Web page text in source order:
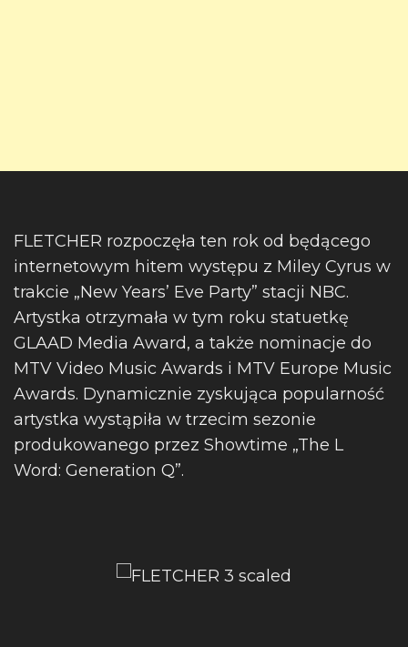
FLETCHER rozpoczęła ten rok od będącego
internetowym hitem występu z Miley Cyrus w
trakcie „New Years’ Eve Party” stacji NBC.
Artystka otrzymała w tym roku statuetkę
GLAAD Media Award, a także nominacje do
MTV Video Music Awards i MTV Europe Music
Awards. Dynamicznie zyskująca popularność
artystka wystąpiła w trzecim sezonie
produkowanego przez Showtime „The L
Word: Generation Q”.